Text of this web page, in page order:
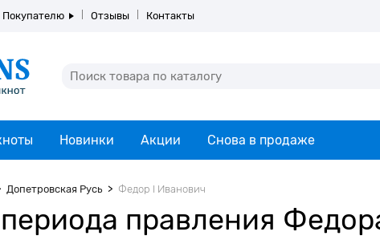
Покупателю Отзывы Контакты
Новинки Акции Снова в продаже
Допетровская Русь Федор I Иванович
правления